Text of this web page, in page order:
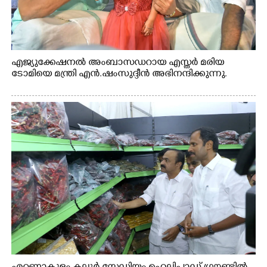
എജ്യുക്കേഷനൽ അംബാസഡറായ എസ്തർ മരിയ
ടോമിയെ മന്ത്രി എൻ.ഷംസുദ്ദീൻ അഭിനന്ദിക്കുന്നു.